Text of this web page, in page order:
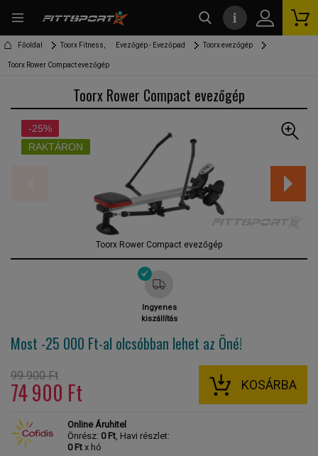
Főoldal Toorx Fitness, Evezőgép - Evezőpad Toorx evezőgép
Toorx Rower Compact evezőgép
Toorx Rower Compact evezőgép
-25%
RAKTÁRON
Toorx Rower Compact evezőgép
Ingyenes
kiszállítás
Most -25 000 Ft-al olcsóbban lehet az Öné!
99 900 Ft
74 900 Ft KOSÁRBA
Online Áruhitel
Önrész: 0 Ft, Havi részlet:
0 Ft x hó
i
kereső